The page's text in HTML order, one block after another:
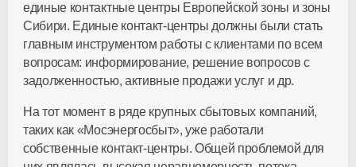
единые контактные центры Европейской зоны и зоны
Сибири. Единые контакт-центры должны были стать
главным инструментом работы с клиентами по всем
вопросам: информирование, решение вопросов с
задолженностью, активные продажи услуг и др.
На тот момент в ряде крупных сбытовых компаний,
таких как «Мосэнергосбыт», уже работали
собственные контакт-центры. Общей проблемой для